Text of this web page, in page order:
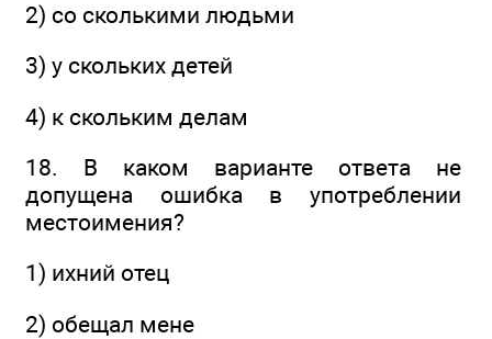
2) со сколькими людьми
3) у скольких детей
4) к скольким делам
18. В каком варианте ответа не
допущена ошибка в употреблении
местоимения?
1) ихний отец
2) обещал мене